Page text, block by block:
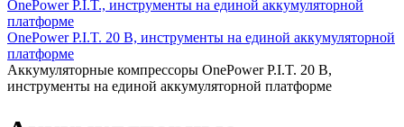
OnePower P.I.T., инструменты на единой аккумуляторной
платформе
OnePower P.I.T. 20 В, инструменты на единой аккумуляторной
платформе
Аккумуляторные компрессоры OnePower P.I.T. 20 В,
инструменты на единой аккумуляторной платформе